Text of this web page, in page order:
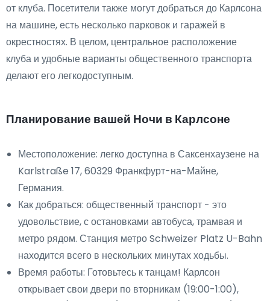
от клуба. Посетители также могут добраться до Карлсона
на машине, есть несколько парковок и гаражей в
окрестностях. В целом, центральное расположение
клуба и удобные варианты общественного транспорта
делают его легкодоступным.
Планирование вашей Ночи в Карлсоне
Местоположение: легко доступна в Саксенхаузене на
Karlstraße 17, 60329 Франкфурт-на-Майне,
Германия.
Как добраться: общественный транспорт - это
удовольствие, с остановками автобуса, трамвая и
метро рядом. Станция метро Schweizer Platz U-Bahn
находится всего в нескольких минутах ходьбы.
Время работы: Готовьтесь к танцам! Карлсон
открывает свои двери по вторникам (19:00-1:00),